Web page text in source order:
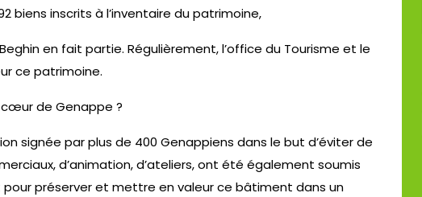
biens inscrits à l’inventaire du patrimoine,
en fait partie. Régulièrement, l’office du Tourisme et le
ce patrimoine.
de Genappe ?
signée par plus de 400 Genappiens dans le but d’éviter de
d’animation, d’ateliers, ont été également soumis
préserver et mettre en valeur ce bâtiment dans un